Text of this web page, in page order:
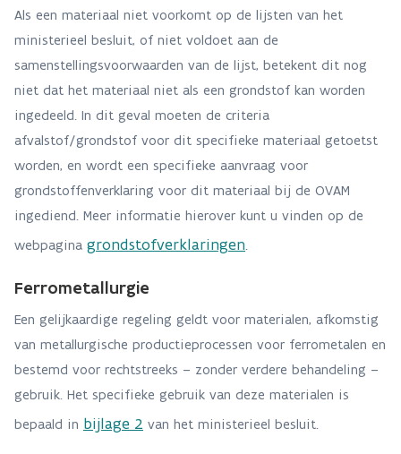
Als een materiaal niet voorkomt op de lijsten van het
ministerieel besluit, of niet voldoet aan de
samenstellingsvoorwaarden van de lijst, betekent dit nog
niet dat het materiaal niet als een grondstof kan worden
ingedeeld. In dit geval moeten de criteria
afvalstof/grondstof voor dit specifieke materiaal getoetst
worden, en wordt een specifieke aanvraag voor
grondstoffenverklaring voor dit materiaal bij de OVAM
ingediend. Meer informatie hierover kunt u vinden op de
webpagina grondstofverklaringen.
Ferrometallurgie
Een gelijkaardige regeling geldt voor materialen, afkomstig
van metallurgische productieprocessen voor ferrometalen en
bestemd voor rechtstreeks – zonder verdere behandeling –
gebruik. Het specifieke gebruik van deze materialen is
bepaald in bijlage 2 van het ministerieel besluit.